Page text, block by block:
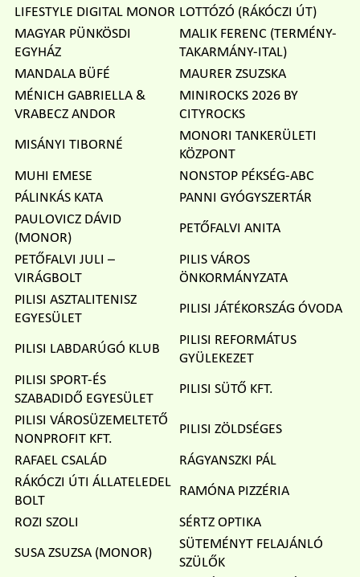
LIFESTYLE DIGITAL MONOR LOTTÓZÓ (RÁKÓCZI ÚT)
MAGYAR PÜNKÖSDI
EGYHÁZ
MALIK FERENC (TERMÉNY-
TAKARMÁNY-ITAL)
MANDALA BÜFÉ
MAURER ZSUZSKA
MÉNICH GABRIELLA &
VRABECZ ANDOR
MINIROCKS 2026 BY
CITYROCKS
MISÁNYI TIBORNÉ
MONORI TANKERÜLETI
KÖZPONT
MUHI EMESE
NONSTOP PÉKSÉG-ABC
PÁLINKÁS KATA
PANNI GYÓGYSZERTÁR
PAULOVICZ DÁVID
(MONOR)
PETŐFALVI ANITA
PETŐFALVI JULI –
VIRÁGBOLT
PILIS VÁROS
ÖNKORMÁNYZATA
PILISI ASZTALITENISZ
EGYESÜLET
PILISI JÁTÉKORSZÁG ÓVODA
PILISI LABDARÚGÓ KLUB
PILISI REFORMÁTUS
GYÜLEKEZET
PILISI SPORT-ÉS
SZABADIDŐ EGYESÜLET
PILISI SÜTŐ KFT.
PILISI VÁROSÜZEMELTETŐ
NONPROFIT KFT.
PILISI ZÖLDSÉGES
RAFAEL CSALÁD
RÁGYANSZKI PÁL
RÁKÓCZI ÚTI ÁLLATELEDEL
BOLT
RAMÓNA PIZZÉRIA
ROZI SZOLI
SÉRTZ OPTIKA
SUSA ZSUZSA (MONOR)
SÜTEMÉNYT FELAJÁNLÓ
SZÜLŐK